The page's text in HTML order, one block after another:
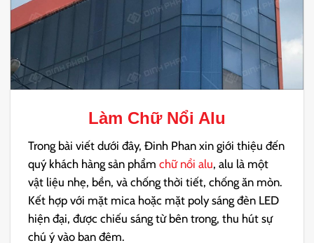
Làm Chữ Nổi Alu
Trong bài viết dưới đây, Đinh Phan xin giới thiệu đến
quý khách hàng sản phẩmchữ nổi alu, alu là một
vật liệu nhẹ, bền, và chống thời tiết, chống ăn mòn.
Kết hợp với mặt mica hoặc mặt poly sáng đèn LED
hiện đại, được chiếu sáng từ bên trong, thu hút sự
chú ý vào ban đêm.